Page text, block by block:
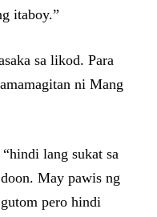
itaboy.”
sa likod. Para
ni Mang
lang sukat sa
May pawis ng
pero hindi